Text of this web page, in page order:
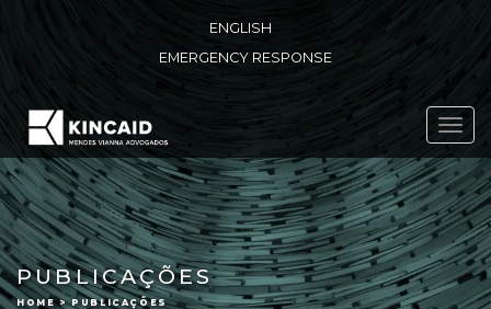
ENGLISH
EMERGENCY RESPONSE
PUBLICAÇÕES
HOME > PUBLICAÇÕES